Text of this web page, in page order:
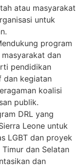
atau masyarakat
untuk
program
dan
pendidikan
dan kegiatan
koalisi
publik.
DRL yang
Leone untuk
LGBT dan proyek
dan Selatan
dan